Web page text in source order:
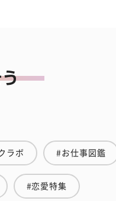
ラボ #お仕事図鑑
#恋愛特集